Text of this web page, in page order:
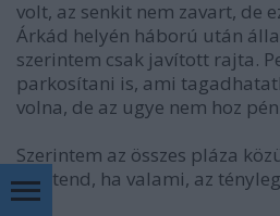
volt, az senkit nem zavart, de
Árkád helyén háború után
szerintem csak javított rajta.
parkosítani is, ami
volna, de az ugye nem hoz
Szerintem az összes pláza
Westend, ha valami, az
van.